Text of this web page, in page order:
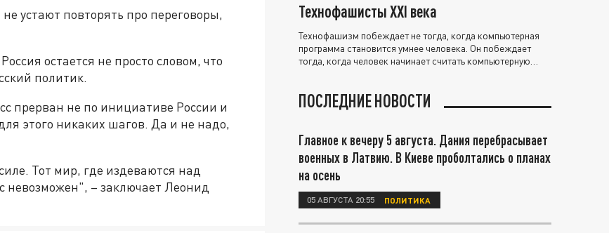
устают повторять про переговоры,
остается не просто словом, что
политик.
прерван не по инициативе России и
этого никаких шагов. Да и не надо,
Тот мир, где издеваются над
невозможен", – заключает Леонид
Технофашисты XXI века
Технофашизм побеждает не тогда, когда компьютерная
программа становится умнее человека. Он побеждает
тогда, когда человек начинает считать компьютерную
ПОСЛЕДНИЕ НОВОСТИ
Главное к вечеру 5 августа. Дания перебрасывает
военных в Латвию. В Киеве проболтались о планах
на осень
05 АВГУСТА 20:55 ПОЛИТИКА